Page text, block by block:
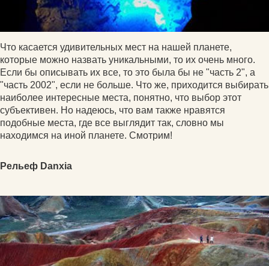
Что касается удивительных мест на нашей планете,
которые можно назвать уникальными, то их очень много.
Если бы описывать их все, то это была бы не "часть 2", а
"часть 2002", если не больше. Что же, приходится выбирать
наиболее интересные места, понятно, что выбор этот
субъективен. Но надеюсь, что вам также нравятся
подобные места, где все выглядит так, словно мы
находимся на иной планете. Смотрим!
Рельеф Danxia